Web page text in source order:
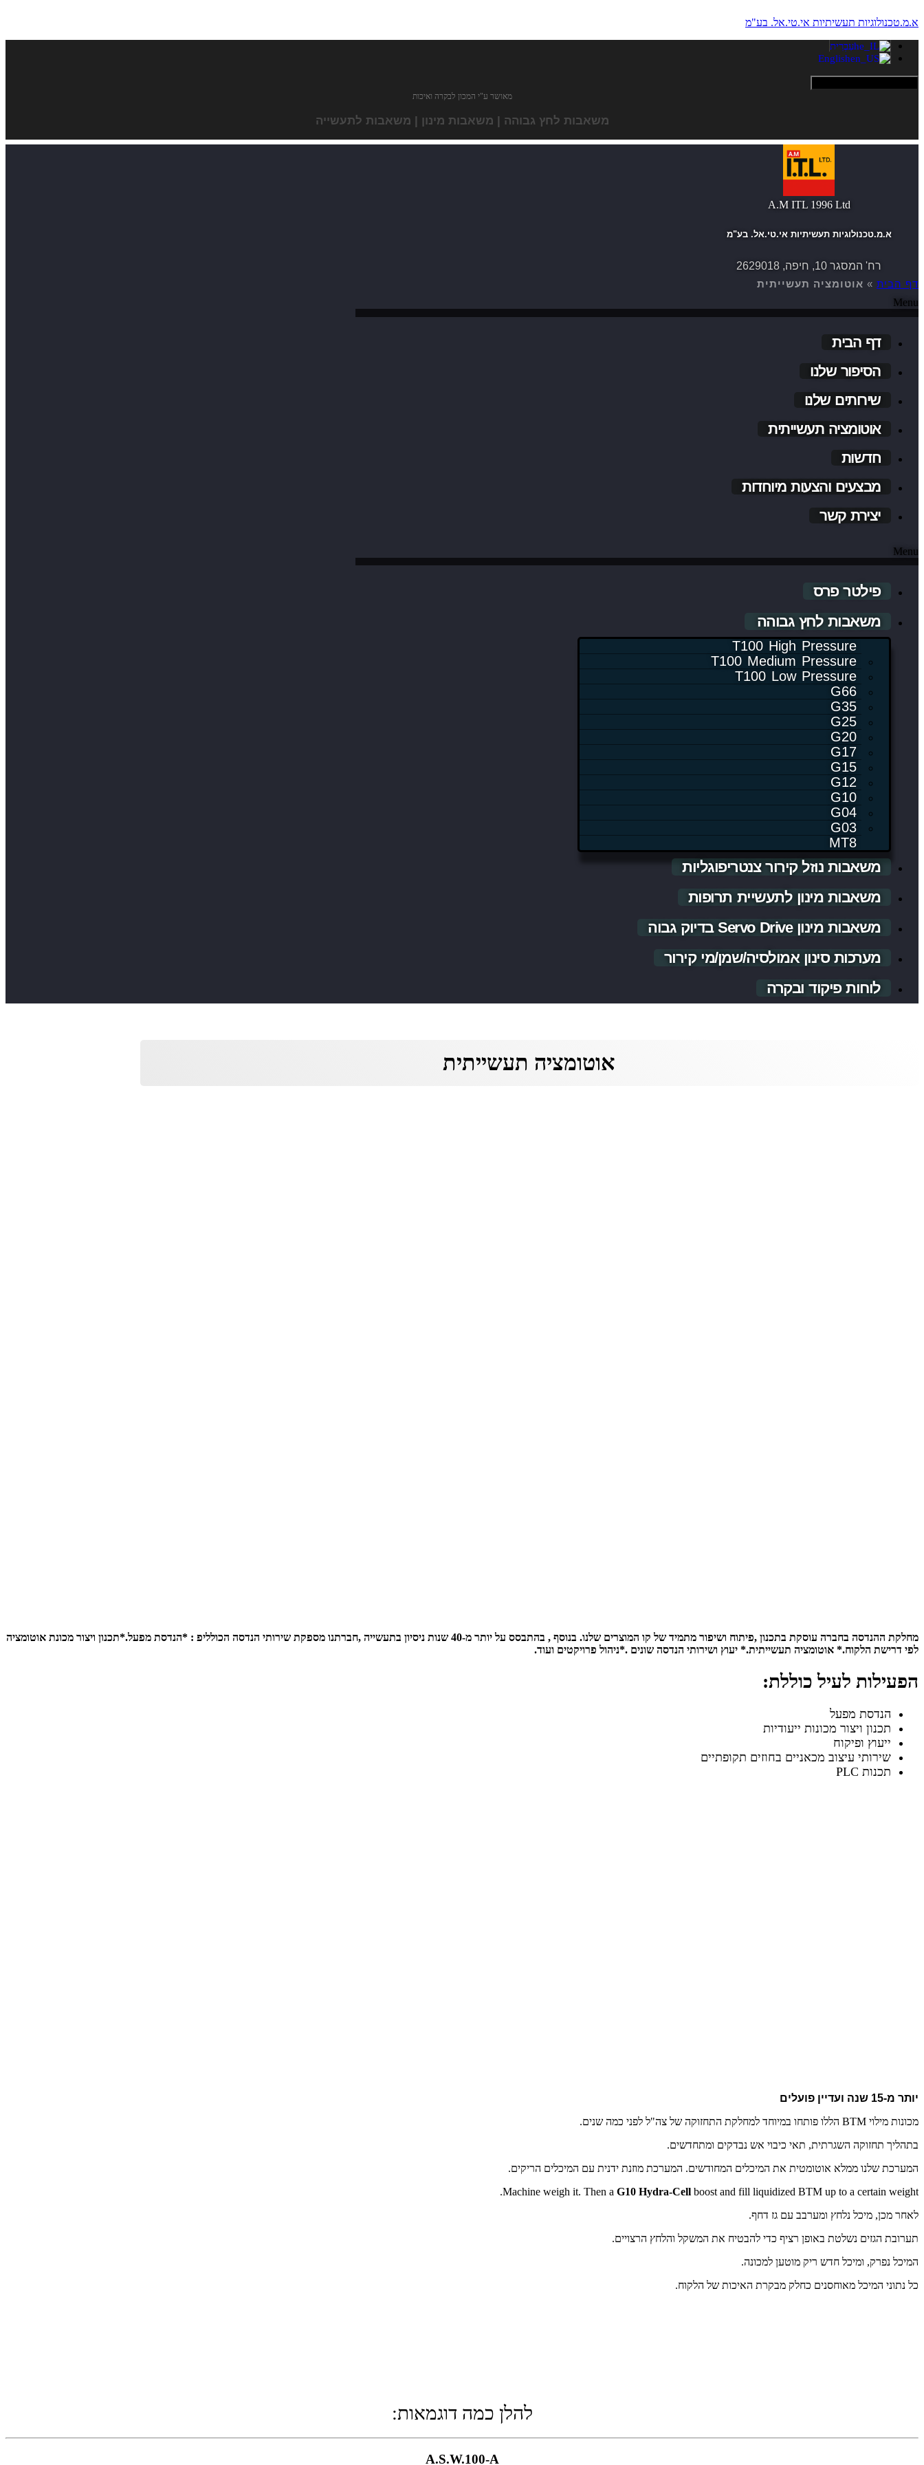
א.מ.טכנולוגיות תעשיתיות אי.טי.אל. בע"מ
עִבְרִית
English
מאושר ע"י המכון לבקרה ואיכות
משאבות לחץ גבוהה | משאבות מינון | משאבות לתעשייה
A.M ITL 1996 Ltd
א.מ.טכנולוגיות תעשיתיות אי.טי.אל. בע"מ
רח' המסגר 10, חיפה, 2629018
דף הבית » אוטומציה תעשייתית
Menu
דף הבית
הסיפור שלנו
שירותים שלנו
אוטומציה תעשייתית
חדשות
מבצעים והצעות מיוחדות
יצירת קשר
Menu
פילטר פרס
משאבות לחץ גבוהה
T100 High Pressure
T100 Medium Pressure
T100 Low Pressure
G66
G35
G25
G20
G17
G15
G12
G10
G04
G03
MT8
משאבות נוזל קירור צנטריפוגליות
משאבות מינון לתעשיית תרופות
משאבות מינון Servo Drive בדיוק גבוה
מערכות סינון אמולסיה/שמן/מי קירור
לוחות פיקוד ובקרה
אוטומציה תעשייתית
מחלקת ההנדסה בחברה עוסקת בתכנון ,פיתוח ושיפור מתמיד של קו המוצרים שלנו. בנוסף , בהתבסס על יותר מ-40 שנות ניסיון בתעשייה ,חברתנו מספקת שירותי הנדסה הכולליפ : *הנדסת מפעל.*תכנון ויצור מכונת אוטומציה
לפי דרישת הלקוח.* אוטומציה תעשייתית.* יעוץ ושירותי הנדסה שונים .*ניהול פרויקטים ועוד.
הפעילות לעיל כוללת:
הנדסת מפעל
תכנון ויצור מכונות ייעודיות
ייעוץ ופיקוח
שירותי עיצוב מכאניים בחוזים תקופתיים
תכנות PLC
יותר מ-15 שנה ועדיין פועלים
מכונות מילוי BTM הללו פותחו במיוחד למחלקת התחזוקה של צה"ל לפני כמה שנים.
בתהליך תחזוקה השגרתית, תאי כיבוי אש נבדקים ומתחדשים.
המערכת שלנו ממלא אוטומטית את המיכלים המחודשים. המערכת מוזנת ידנית עם המיכלים הריקים.
Machine weigh it. Then a G10 Hydra-Cell boost and fill liquidized BTM up to a certain weight.
לאחר מכן, מיכל נלחץ ומערבב עם גז דחף.
תערובת הגזים נשלטת באופן רציף כדי להבטיח את המשקל והלחץ הרצויים.
המיכל נפרק, ומיכל חדש ריק מוטען למכונה.
כל נתוני המיכל מאוחסנים כחלק מבקרת האיכות של הלקוח.
להלן כמה דוגמאות:
A.S.W.100-A